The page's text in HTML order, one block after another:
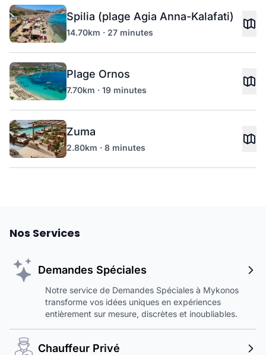
Spilia (plage Agia Anna-Kalafati)
14.70km · 27 minutes
Plage Ornos
7.70km · 19 minutes
Zuma
2.80km · 8 minutes
Nos Services
Demandes Spéciales
Notre service de Demandes Spéciales à Mykonos
transforme vos idées uniques en expériences
entièrement sur mesure, discrètes et inoubliables.
Chauffeur Privé